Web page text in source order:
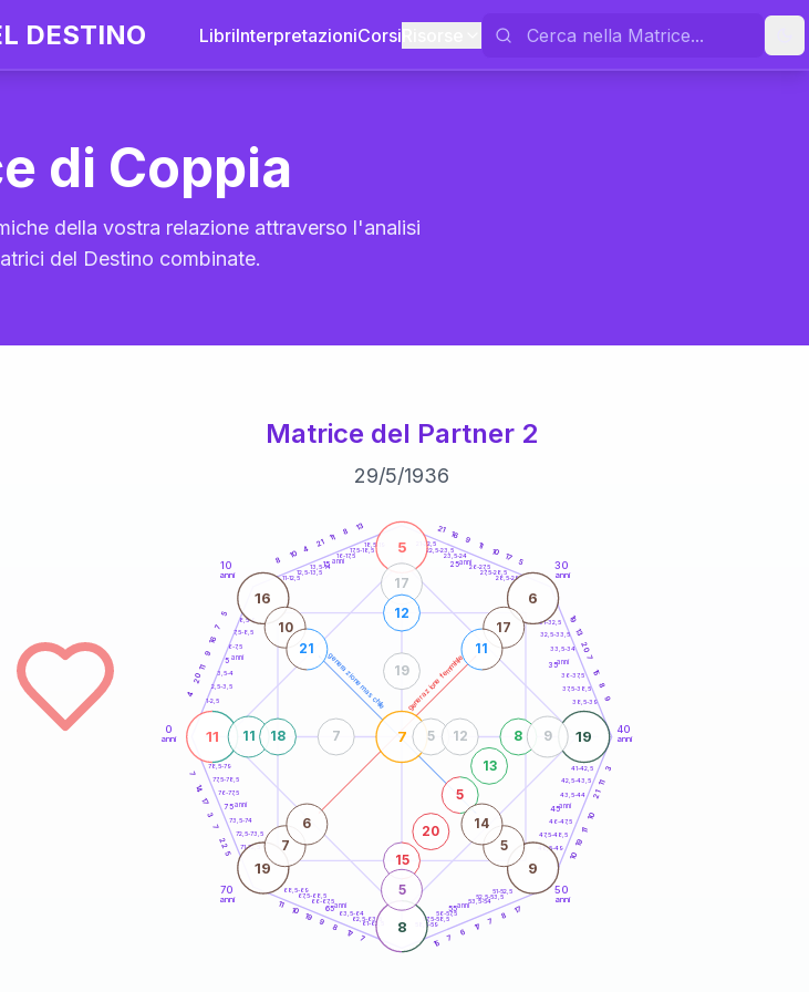
DESTINO LibriInterpretazioniCorsi
di Coppia
della vostra relazione attraverso l'analisi
del Destino combinate.
Matrice del Partner 2
29/5/1936
generazione maschile generazione femminile
0
anni
10
anni
30
anni
40
anni
50
anni
70
anni
1-2,5
2,5-3,5
3,5-4
6-7,5
7,5-8,5
8,5-9
11-12,5
12,5-13,5
13,5-14
16-17,5
17,5-18,5
18,5-19
21-22,5
22,5-23,5
23,5-24
26-27,5
27,5-28,5
28,5-29
31-32,5
32,5-33,5
33,5-34
36-37,5
37,5-38,5
38,5-39
41-42,5
42,5-43,5
43,5-44
46-47,5
47,5-48,5
48,5-49
51-52,5
52,5-53,5
53,5-54
56-57,5
57,5-58,5
58,5-59
61-62,5
62,5-63,5
63,5-64
66-67,5
67,5-68,5
68,5-69
71-72,5
72,5-73,5
73,5-74
76-77,5
77,5-78,5
78,5-79
4
20
11
9
16
7
5
8
10
4
21 11
8 13 21 16
9
11
10 17
5
19
13
20
7
15
8
9
3
11
21
10
11
19
10
17
8
7
17
6
7
15
7
17
8
9
19
10
11
5
22
7
3
17
14
7
11
5
19
8
7
16 6
19 9
15
20
5
13
8
11
17
9
5
18
12
5 12
7
19
10
21
17
11
7
6
5
14
5 anni
15 anni 25anni
35anni
45anni
55anni
65anni
75anni